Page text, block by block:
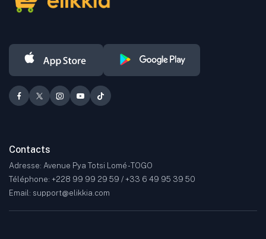
ainsi que bien d'autres secteurs.
Contacts
Adresse: Avenue Pya Totsi Lomé - TOGO
Téléphone: +228 99 99 29 59 / +33 6 49 95 39 50
Email: support@elikkia.com